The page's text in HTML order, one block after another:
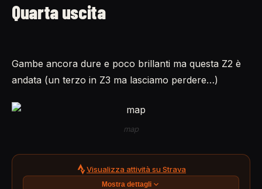
Quarta uscita
Gambe ancora dure e poco brillanti ma questa Z2 è
andata (un terzo in Z3 ma lasciamo perdere…)
map
Visualizza attività su Strava
Mostra dettagli